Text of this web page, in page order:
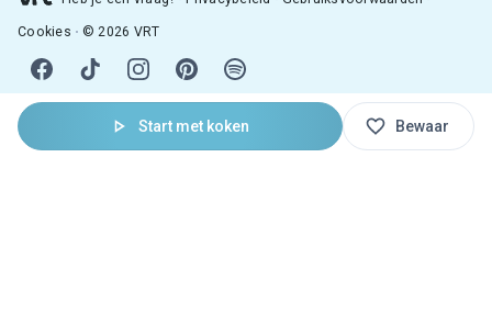
Start met koken Bewaar
Cookies © 2026 VRT